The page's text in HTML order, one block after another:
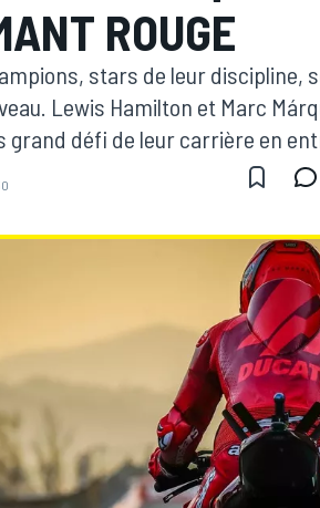
ROUGE
stars de leur discipline,
Lewis Hamilton et Marc
grand défi de leur carrière en